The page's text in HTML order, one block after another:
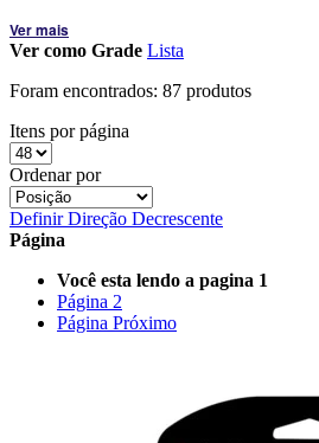
Ver mais
Ver como Grade Lista
Foram encontrados: 87 produtos
Itens por página
Ordenar por
Definir Direção Decrescente
Página
Você esta lendo a pagina 1
Página 2
Página Próximo